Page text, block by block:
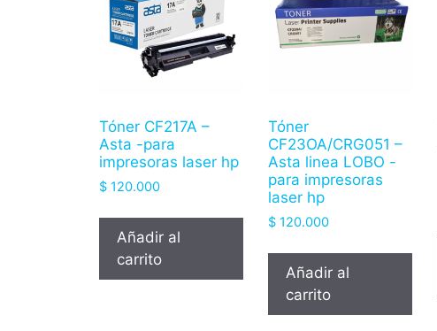
Tóner CF217A –
Asta -para
impresoras laser hp
$ 120.000
Añadir al
carrito
Tóner
CF23OA/CRG051 –
Asta linea LOBO -
para impresoras
laser hp
$ 120.000
Añadir al
carrito